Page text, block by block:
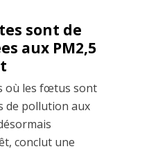
sont de
aux PM2,5
où les fœtus sont
de pollution aux
conclut une